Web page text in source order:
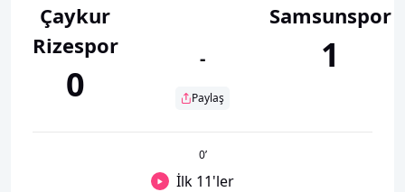
Çaykur
Rizespor
0
-
Paylaş
Samsunspor
1
0’
İlk 11'ler